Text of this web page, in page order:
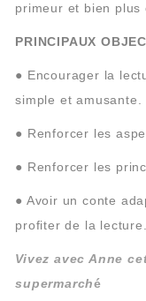
primeur et bien plus
PRINCIPAUX
● Encourager la
simple et amusante.
● Renforcer les
● Renforcer les
● Avoir un conte
profiter de la lecture.
Vivez avec Anne
supermarché